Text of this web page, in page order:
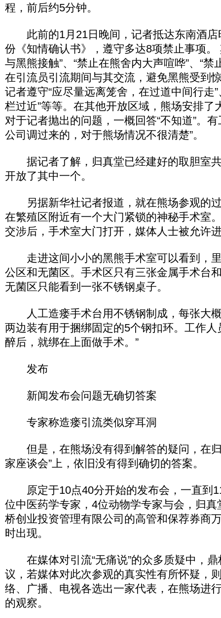
程，前后约5分钟。
此前的1月21日晚间，记者抵达东南酒店
份《知情确认书》，遵守多达8项禁止事项。
与黑熊接触”、“禁止在熊舍内大声喧哗”、“禁
在引流员引流期间与其交流，避免黑熊受到
记者遵守“应尽量远离笼舍，在过道中间行走
栏过近”等等。在其他开放区域，熊场安排了
对于记者抛出的问题，一概回答“不知道”。
公司调过来的，对于熊场情况不很清楚”。
据记者了解，归真堂已经建好的取胆室
开放了其中一个。
另据新华社记者报道，就在熊场参观的
在繁殖区附近有一个大门紧锁的神秘手术室
交涉后，手术室大门打开，媒体人士被允许
走进这间小小的黑熊手术室可以看到，
公区和无菌区。手术区只有三张金属手术台
无菌区只能看到一张不锈钢桌子。
人工造瘘手术台用不锈钢制成，每张大
两边装有用于捆绑固定的5个钢扣环。工作人
醉后，就绑在上面做手术。”
发布
新闻发布会问题无确切答案
专家称造瘘引流类似穿耳洞
但是，在熊场没有得到解答的疑问，在归
家座谈会”上，依旧没有得到确切的答案。
原定于10点40分开始的发布会，一直到
位中医药学专家，4位动物学专家与会，归
桥创业投资管理有限公司的高管和保荐券商
时出现。
在媒体对引流“无痛说”的众多质疑中，鼎
议，若媒体对此次参观的真实性有所怀疑，
络、广播、电视各选出一家代表，在熊场进
的观察。